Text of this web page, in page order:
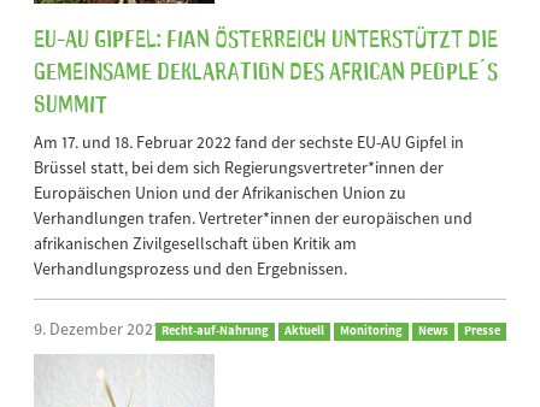
EU-AU Gipfel: FIAN Österreich unterstützt die
gemeinsame Deklaration des African People´s
Summit
Am 17. und 18. Februar 2022 fand der sechste EU-AU Gipfel in
Brüssel statt, bei dem sich Regierungsvertreter*innen der
Europäischen Union und der Afrikanischen Union zu
Verhandlungen trafen. Vertreter*innen der europäischen und
afrikanischen Zivilgesellschaft üben Kritik am
Verhandlungsprozess und den Ergebnissen.
9. Dezember 2021Recht-auf-Nahrung Aktuell Monitoring News Presse